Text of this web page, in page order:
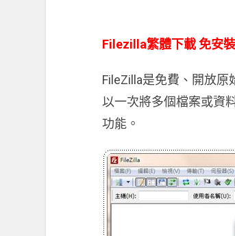
Filezilla繁體下載 免安
FileZilla是免費、開放
以一次將多個檔案或資
功能。